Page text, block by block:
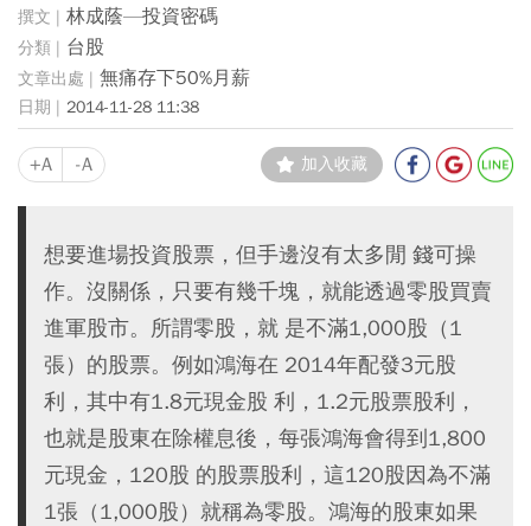
林成蔭—投資密碼
台股
無痛存下50%月薪
2014-11-28 11:38
+A -A 加入收藏
想要進場投資股票，但手邊沒有太多閒 錢可操
作。沒關係，只要有幾千塊，就能透過零股買賣
進軍股市。所謂零股，就 是不滿1,000股（1
張）的股票。例如鴻海在 2014年配發3元股
利，其中有1.8元現金股 利，1.2元股票股利，
也就是股東在除權息後，每張鴻海會得到1,800
元現金，120股 的股票股利，這120股因為不滿
1張（1,000股）就稱為零股。鴻海的股東如果